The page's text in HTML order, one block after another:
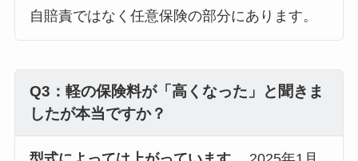
自賠責ではなく任意保険の部分にあります。
Q3：軽の保険料が「高くなった」と聞きま
したが本当ですか？